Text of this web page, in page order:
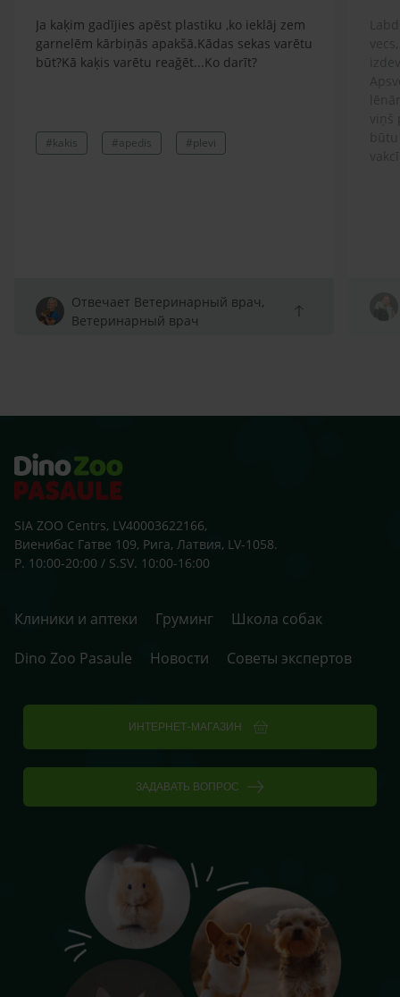
Ja kaķim gadījies apēst plastiku ,ko ieklāj zem
garnelēm kārbiņās apakšā.Kādas sekas varētu
būt?Kā kaķis varētu reağēt...Ko darīt?
#kakis #apedis #plevi
Отвечает Ветеринарный врач,
Ветеринарный врач
SIA ZOO Centrs, LV40003622166,
Виенибас Гатве 109, Рига, Латвия, LV-1058.
P. 10:00-20:00 / S.SV. 10:00-16:00
Клиники и аптеки Груминг
Школа собак
Dino Zoo Pasaule
Новости Советы экспертов
ИНТЕРНЕТ-МАГАЗИН
ЗАДАВАТЬ ВОПРОС